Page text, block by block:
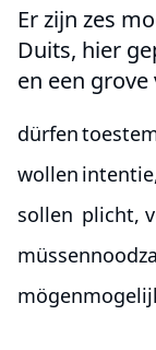
Er zijn zes
Duits, hier
en een
dürfen
wollen
sollen plicht,
müssen
mögen